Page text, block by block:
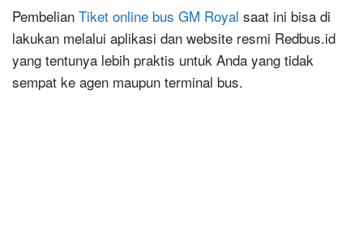
Pembelian Tiket online bus GM Royal saat ini bisa di
lakukan melalui aplikasi dan website resmi Redbus.id
yang tentunya lebih praktis untuk Anda yang tidak
sempat ke agen maupun terminal bus.